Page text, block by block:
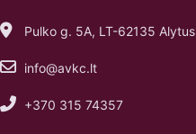
Pulko g. 5A, LT-62135 Alytus
info@avkc.lt
+370 315 74357